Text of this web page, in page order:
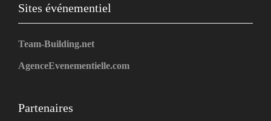
Sites événementiel
Team-Building.net
AgenceEvenementielle.com
Partenaires